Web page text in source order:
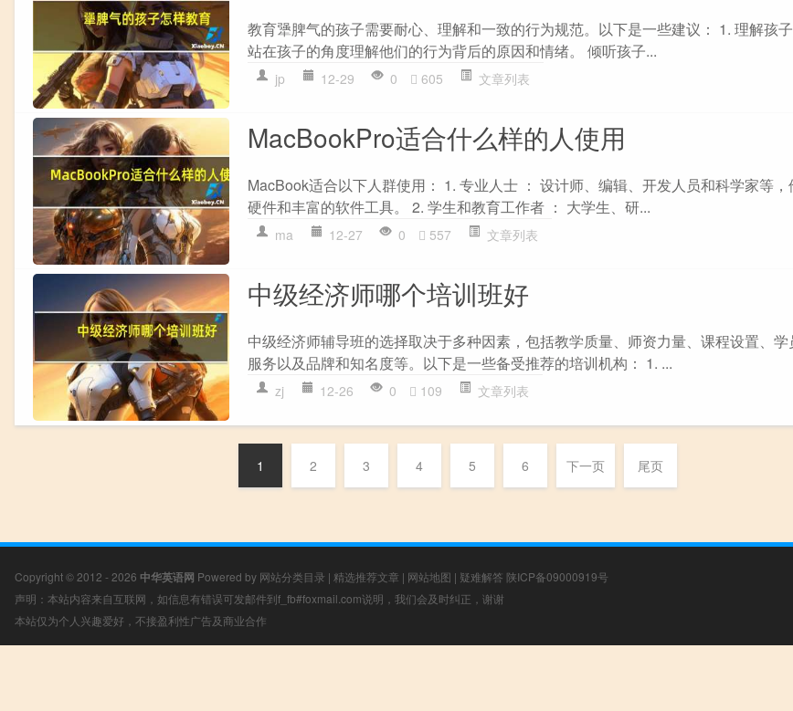
教育犟脾气的孩子需要耐心、理解和一致的行为规范。以下是一些建议： 1. 理解孩
站在孩子的角度理解他们的行为背后的原因和情绪。 倾听孩子...
jp 12-29 0 605 文章列表
MacBookPro适合什么样的人使用
MacBook适合以下人群使用： 1. 专业人士 ： 设计师、编辑、开发人员和科学家等
硬件和丰富的软件工具。 2. 学生和教育工作者 ： 大学生、研...
ma 12-27 0 557 文章列表
中级经济师哪个培训班好
中级经济师辅导班的选择取决于多种因素，包括教学质量、师资力量、课程设置、
服务以及品牌和知名度等。以下是一些备受推荐的培训机构： 1. ...
zj 12-26 0 109 文章列表
1 2 3 4 5 6 下一页 尾页
Copyright © 2012 - 2026 中华英语网 Powered by 网站分类目录 | 精选推荐文章 | 网站地图 | 疑难解答 陕ICP备09000919号
声明：本站内容来自互联网，如信息有错误可发邮件到f_fb#foxmail.com说明，我们会及时纠正，谢谢
本站仅为个人兴趣爱好，不接盈利性广告及商业合作